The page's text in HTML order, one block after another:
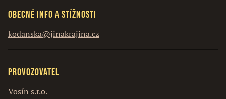
Obecné info a stížnosti
kodanska@jinakrajina.cz
Provozovatel
Vosín s.r.o.